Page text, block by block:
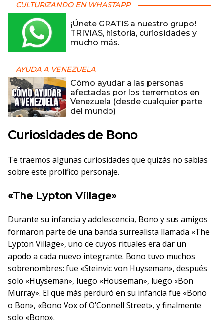
CULTURIZANDO EN WHASTAPP
¡Únete GRATIS a nuestro grupo!
TRIVIAS, historia, curiosidades y
mucho más.
AYUDA A VENEZUELA
Cómo ayudar a las personas
afectadas por los terremotos en
Venezuela (desde cualquier parte
del mundo)
Curiosidades de Bono
Te traemos algunas curiosidades que quizás no sabías
sobre este prolífico personaje.
«The Lypton Village»
Durante su infancia y adolescencia, Bono y sus amigos
formaron parte de una banda surrealista llamada «The
Lypton Village», uno de cuyos rituales era dar un
apodo a cada nuevo integrante. Bono tuvo muchos
sobrenombres: fue «Steinvic von Huyseman», después
solo «Huyseman», luego «Houseman», luego «Bon
Murray». El que más perduró en su infancia fue «Bono
o Bon», «Bono Vox of O’Connell Street», y finalmente
solo «Bono».